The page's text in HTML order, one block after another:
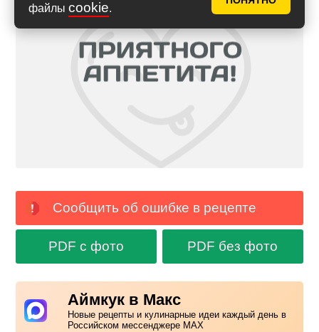
файлы cookie.
Сообщить об ошибке в рецепте
PDF с фото PDF без фото
Аймкук в Макс
Новые рецепты и кулинарные идеи каждый день в
Российском мессенджере MAX